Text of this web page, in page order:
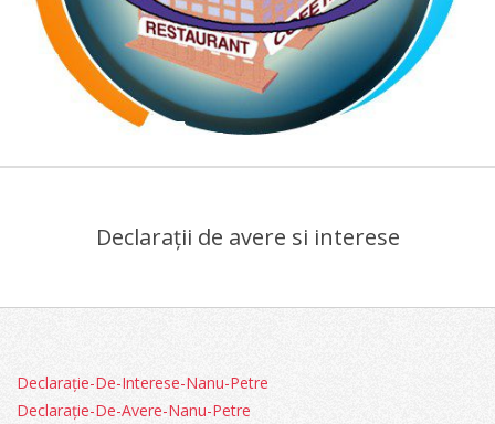
COLEGIUL
"VIILOR"
Declarații de avere si interese
Declarație-De-Interese-Nanu-Petre
Declarație-De-Avere-Nanu-Petre